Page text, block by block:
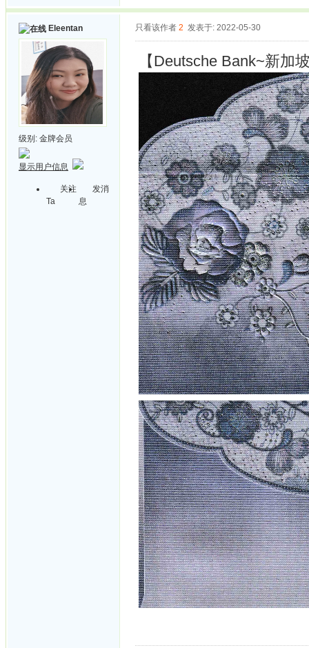
Eleentan
级别: 金牌会员
显示用户信息
关注
Ta
发消
息
只看该作者 2 发表于: 2022-05-30
【Deutsche Bank~新加